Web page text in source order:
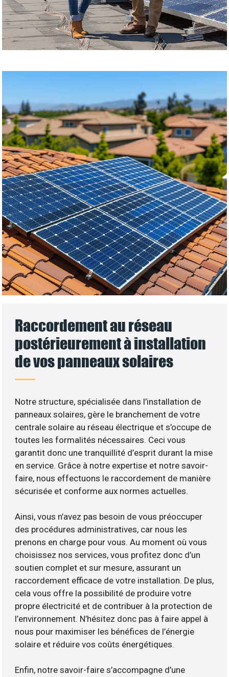
Raccordement au réseau
postérieurement à installation
de vos panneaux solaires
Notre structure, spécialisée dans l’installation de
panneaux solaires, gère le branchement de votre
centrale solaire au réseau électrique et s’occupe de
toutes les formalités nécessaires. Ceci vous
garantit donc une tranquillité d’esprit durant la mise
en service. Grâce à notre expertise et notre savoir-
faire, nous effectuons le raccordement de manière
sécurisée et conforme aux normes actuelles.
Ainsi, vous n’avez pas besoin de vous préoccuper
des procédures administratives, car nous les
prenons en charge pour vous. Au moment où vous
choisissez nos services, vous profitez donc d’un
soutien complet et sur mesure, assurant un
raccordement efficace de votre installation. De plus,
cela vous offre la possibilité de produire votre
propre électricité et de contribuer à la protection de
l’environnement. N’hésitez donc pas à faire appel à
nous pour maximiser les bénéfices de l’énergie
solaire et réduire vos coûts énergétiques.
Enfin, notre savoir-faire s’accompagne d’une